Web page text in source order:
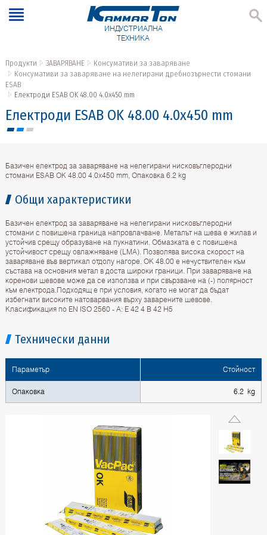
ИНДУСТРИАЛНА
ТЕХНИКА
Продукти ЗАВАРЯВАНЕ
Консумативи за заваряване
Консумативи за заваряване на нелегирани дребнозърнести стомани
ESAB
Електроди ESAB OK 48.00 4.0x450 mm
Електроди ESAB OK 48.00 4.0x450 mm
Базичен електрод за заваряване на нелегирани нисковъглеродни
стомани ESAB OK 48.00 4.0x450 mm, Опаковка 6.2 kg
Общи характеристики
Базичен електрод за заваряване на нелегирани нисковъглеродни
стомани с повишена граница напровлачване. Металът на шева е жилав и
устойчив срещу образуване на пукнатини. Обмазката е с повишена
устойчивост срещу овлажняване (LMA). Позволява висока скорост на
заваряване във вертикал отдолу нагоре. OK 48.00 е нечуствителен към
състава на основния метал в доста широки граници. При заваряване на
коренови шевове може да се използва и при свързване на (-) полярност
към електрода.Подходящ е при условия, когато не могат да бъдат
избегнати високите натоварвания върху заварените шевове.
Класификация по EN ISO 2560 - A: E 42 4 B 42 H5
Технически данни
Параметър Стойност
Опаковка 6.2 kg